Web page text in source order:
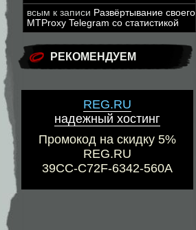
всым к записи Развёртывание своего
MTProxy Telegram со статистикой
РЕКОМЕНДУЕМ
REG.RU
надежный хостинг
Промокод на скидку 5%
REG.RU
39CC-C72F-6342-560A